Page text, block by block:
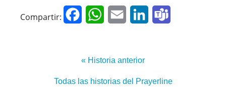
Compartir: FacebookWhatsApp
Email LinkedIn
« Historia anterior
Todas las historias del Prayerline